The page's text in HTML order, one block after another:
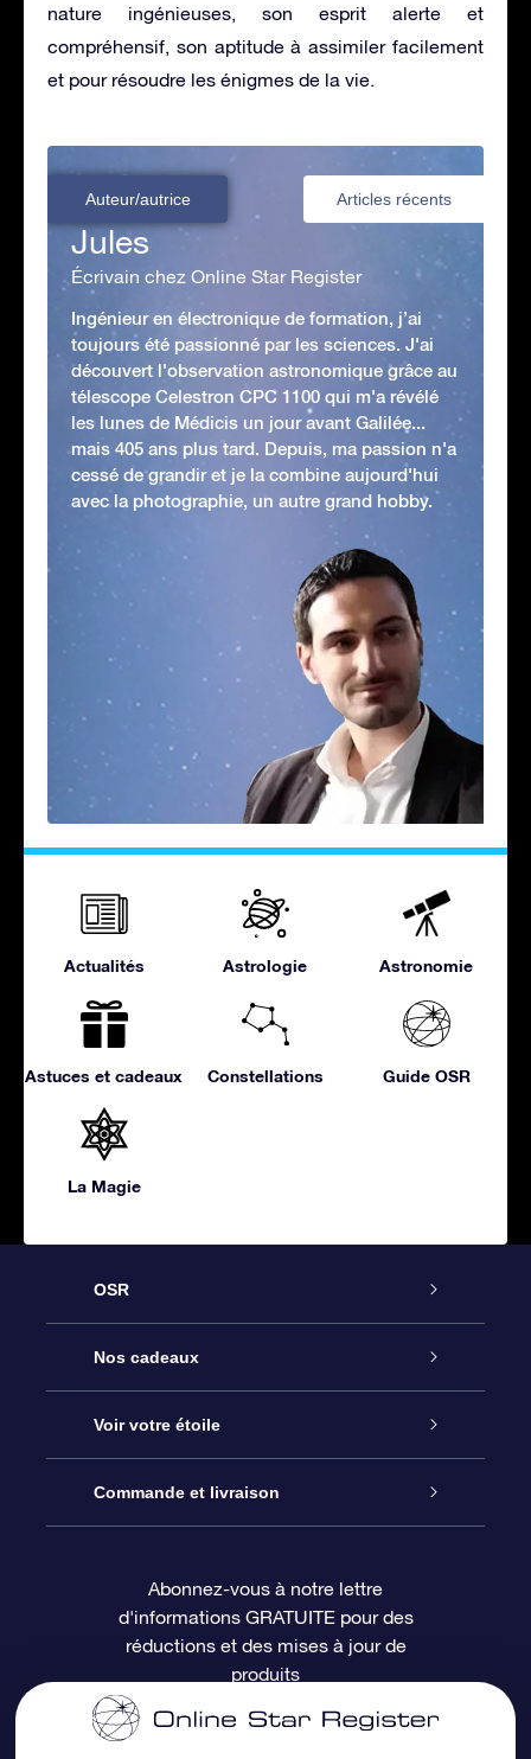
nature ingénieuses, son esprit alerte et
compréhensif, son aptitude à assimiler facilement
et pour résoudre les énigmes de la vie.
Auteur/autrice Articles récents
Jules
Écrivain chez Online Star Register
Ingénieur en électronique de formation, j’ai
toujours été passionné par les sciences. J'ai
découvert l'observation astronomique grâce au
télescope Celestron CPC 1100 qui m'a révélé
les lunes de Médicis un jour avant Galilée...
mais 405 ans plus tard. Depuis, ma passion n'a
cessé de grandir et je la combine aujourd'hui
avec la photographie, un autre grand hobby.
Actualités Astrologie Astronomie
Astuces et cadeaux Constellations Guide OSR
La Magie
OSR
Service
À propos de l’OSR
Nous contacter
Questions fréquemment posées
Revues
Nos cadeaux
Cadeau d’étoile en ligne
Coffret cadeau OSR
Carte cadeau OSR
Voir votre étoile
Registre des étoiles
Page d’accueil personnalisée
Commande et livraison
Informations de paiement
Informations d’expédition
Abonnez-vous à notre lettre
d'informations GRATUITE pour des
réductions et des mises à jour de
produits